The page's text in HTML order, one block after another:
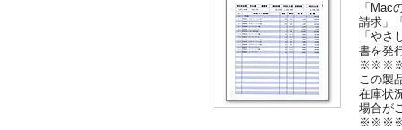
「Mac
請求」
「や
書を発
この製
在庫状
場合が